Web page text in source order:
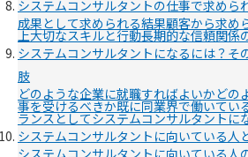
システムコンサルタントの仕事で求めら
成果として求められる結果顧客から求め
上大切なスキルと行動長期的な信頼関係
システムコンサルタントになるには？そ
肢
どのような企業に就職すればよいかどの
事を受けるべきか既に同業界で働いてい
ランスとしてシステムコンサルタントに
システムコンサルタントに向いている人
システムコンサルタントに向いている人